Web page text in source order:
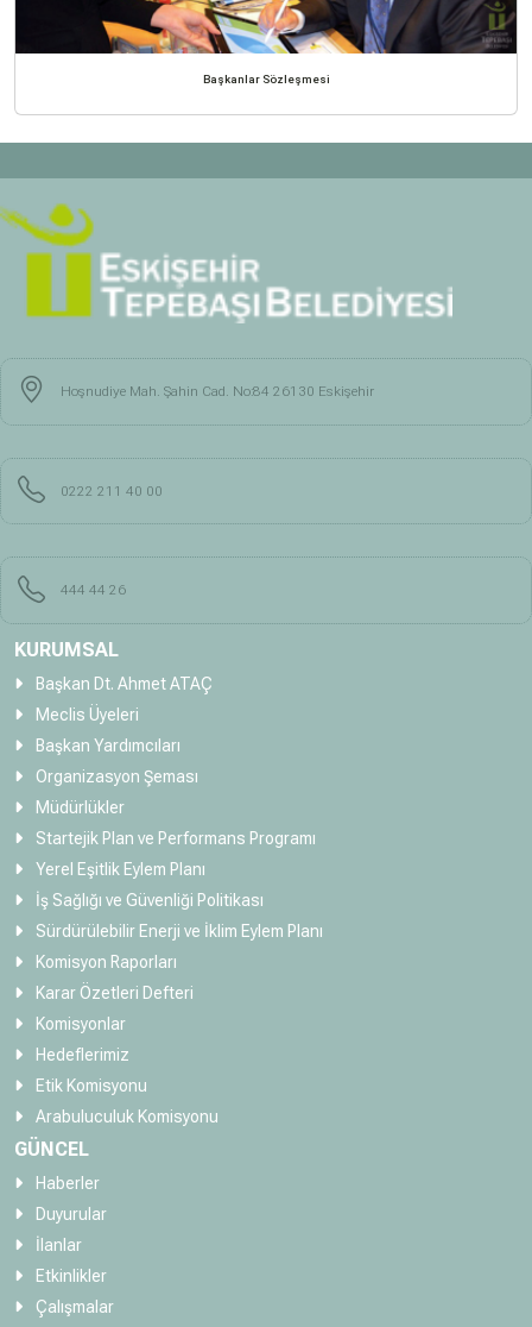
Başkanlar Sözleşmesi
Hoşnudiye Mah. Şahin Cad. No:84 26130 Eskişehir
0222 211 40 00
444 44 26
KURUMSAL
Başkan Dt. Ahmet ATAÇ
Meclis Üyeleri
Başkan Yardımcıları
Organizasyon Şeması
Müdürlükler
Startejik Plan ve Performans Programı
Yerel Eşitlik Eylem Planı
İş Sağlığı ve Güvenliği Politikası
Sürdürülebilir Enerji ve İklim Eylem Planı
Komisyon Raporları
Karar Özetleri Defteri
Komisyonlar
Hedeflerimiz
Etik Komisyonu
Arabuluculuk Komisyonu
GÜNCEL
Haberler
Duyurular
İlanlar
Etkinlikler
Çalışmalar